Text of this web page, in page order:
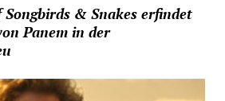
& Snakes erfindet
Panem in der